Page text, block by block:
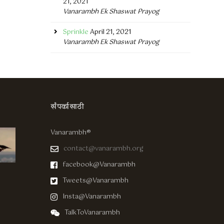
Vanarambh Ek Shaswat Prayog
SprinkleApril 21, 2021
Vanarambh Ek Shaswat Prayog
संपर्कासाठी
Vanarambh®
contact@vanarambh.org
facebook@Vanarambh
Tweets@Vanarambh
Insta@Vanarambh
TalkToVanarambh